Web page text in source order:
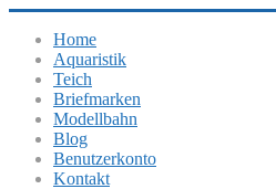
Home
Aquaristik
Teich
Briefmarken
Modellbahn
Blog
Benutzerkonto
Kontakt